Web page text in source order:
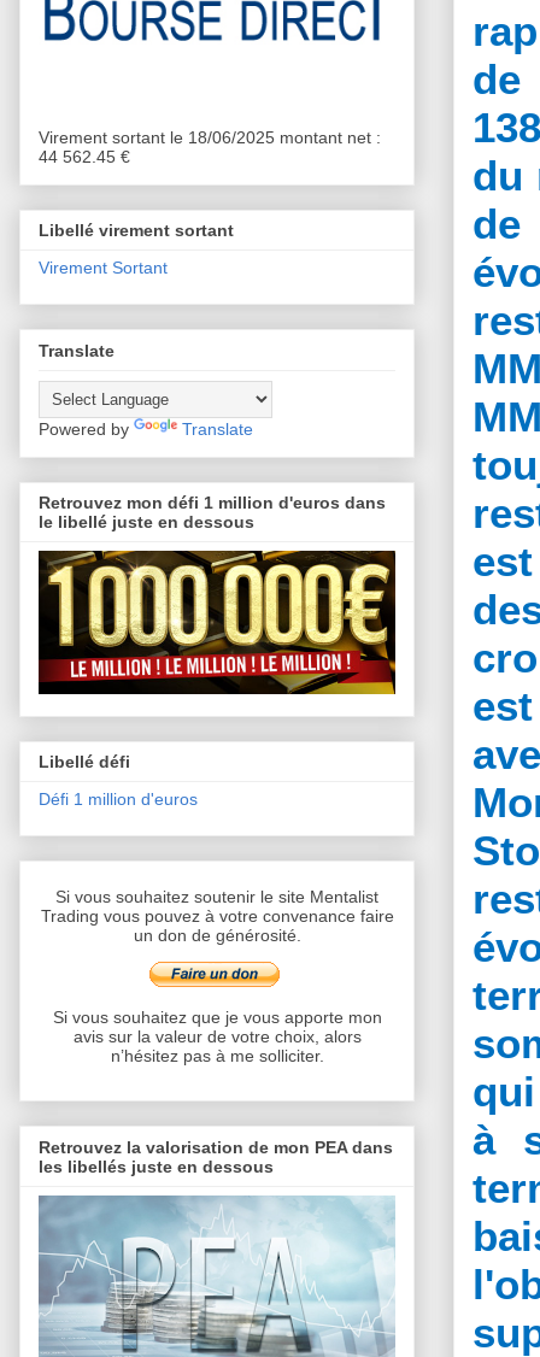
de
du
à
Virement sortant le 18/06/2025 montant net :
44 562.45 €
Libellé virement sortant
Virement Sortant
Translate
Powered by Translate
Retrouvez mon défi 1 million d'euros dans
le libellé juste en dessous
Libellé défi
Défi 1 million d'euros
Si vous souhaitez soutenir le site Mentalist
Trading vous pouvez à votre convenance faire
un don de générosité.
Si vous souhaitez que je vous apporte mon
avis sur la valeur de votre choix, alors
n’hésitez pas à me solliciter.
Retrouvez la valorisation de mon PEA dans
les libellés juste en dessous